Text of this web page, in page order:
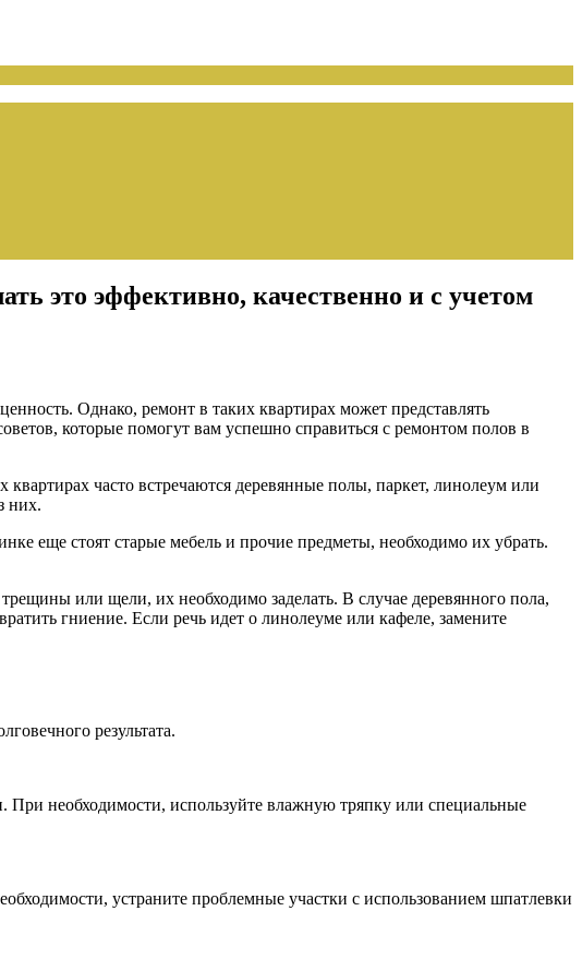
это эффективно, качественно и с учетом
Однако, ремонт в таких квартирах может представлять
которые помогут вам успешно справиться с ремонтом полов в
часто встречаются деревянные полы, паркет, линолеум или
них.
еще стоят старые мебель и прочие предметы, необходимо их убрать.
или щели, их необходимо заделать. В случае деревянного пола,
гниение. Если речь идет о линолеуме или кафеле, замените
результата.
При необходимости, используйте влажную тряпку или специальные
устраните проблемные участки с использованием шпатлевки